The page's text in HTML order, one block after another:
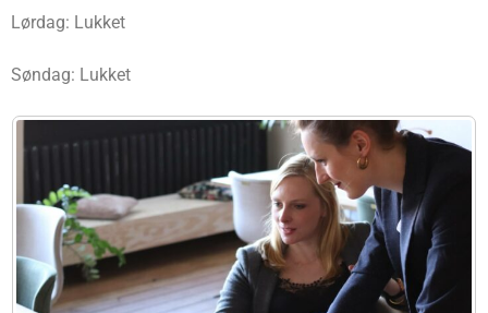
Lørdag: Lukket
Søndag: Lukket